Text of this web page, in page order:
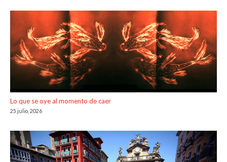
Lo que se oye al momento de caer
25 julio, 2026